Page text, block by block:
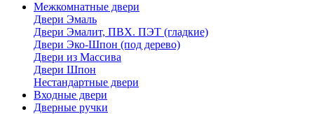
Межкомнатные двери
Двери Эмаль
Двери Эмалит, ПВХ. ПЭТ (гладкие)
Двери Эко-Шпон (под дерево)
Двери из Массива
Двери Шпон
Нестандартные двери
Входные двери
Дверные ручки